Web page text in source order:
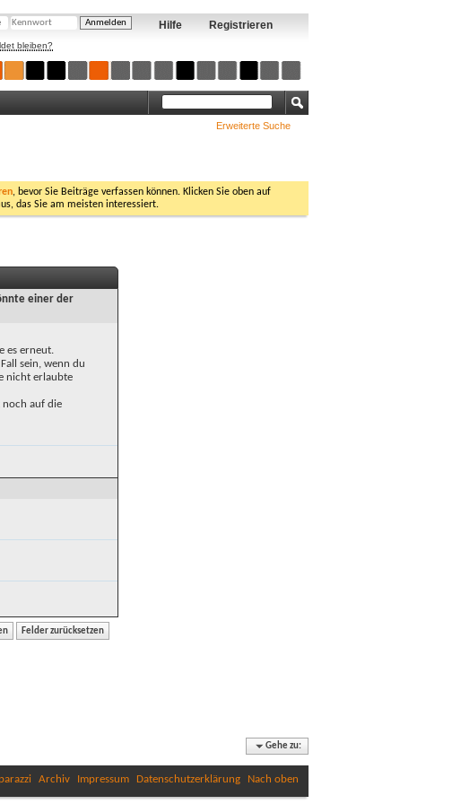
Registrieren
Hilfe
bleiben?
Erweiterte Suche
, bevor Sie Beiträge verfassen können. Klicken Sie oben auf
das Sie am meisten interessiert.
einer der
es erneut.
sein, wenn du
nicht erlaubte
noch auf die
Gehe zu:
Archiv Impressum Datenschutzerklärung Nach oben